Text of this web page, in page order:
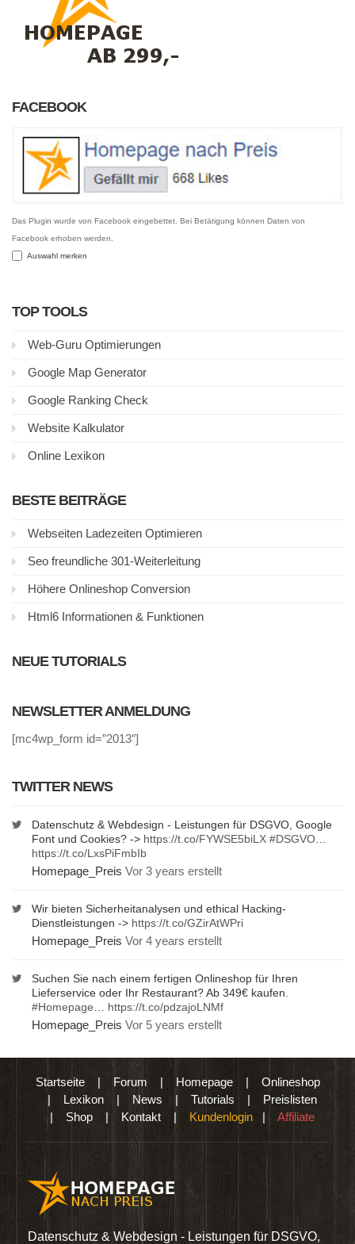
FACEBOOK
Das Plugin wurde von Facebook eingebettet. Bei Betätigung können Daten von
Facebook erhoben werden.
Auswahl merken
TOP TOOLS
Web-Guru Optimierungen
Google Map Generator
Google Ranking Check
Website Kalkulator
Online Lexikon
BESTE BEITRÄGE
Webseiten Ladezeiten Optimieren
Seo freundliche 301-Weiterleitung
Höhere Onlineshop Conversion
Html6 Informationen & Funktionen
NEUE TUTORIALS
NEWSLETTER ANMELDUNG
[mc4wp_form id=”2013″]
TWITTER NEWS
Datenschutz & Webdesign - Leistungen für DSGVO, Google
Font und Cookies? -> https://t.co/FYWSE5biLX #DSGVO
https://t.co/LxsPiFmbIb
Homepage_Preis Vor 3 years erstellt
Wir bieten Sicherheitanalysen und ethical Hacking-
Dienstleistungen -> https://t.co/GZirAtWPri
Homepage_Preis Vor 4 years erstellt
Suchen Sie nach einem fertigen Onlineshop für Ihren
Lieferservice oder Ihr Restaurant? Ab 349€ kaufen.
#Homepage
https://t.co/pdzajoLNMf
Homepage_Preis Vor 5 years erstellt
Startseite| Forum | Homepage| Onlineshop
| Lexikon |News | Tutorials | Preislisten
| Shop | Kontakt | Kundenlogin | Affiliate
Datenschutz & Webdesign - Leistungen für DSGVO,